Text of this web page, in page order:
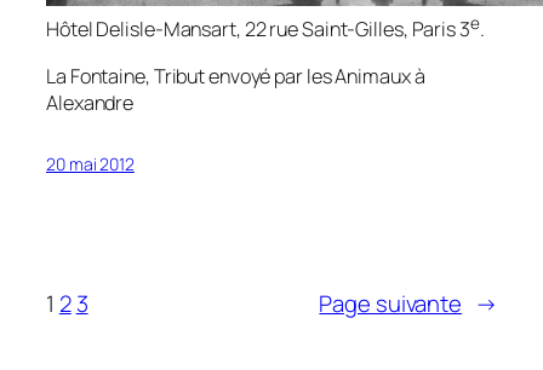
Hôtel Delisle-Mansart, 22 rue Saint-Gilles, Paris 3e.
La Fontaine, Tribut envoyé par les Animaux à
Alexandre
20 mai 2012
1 2 3 Page suivante →